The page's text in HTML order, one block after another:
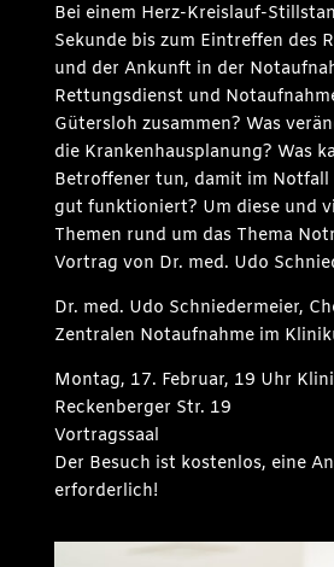
Bei einem Herz-Kreislauf-
Sekunde bis zum Eintreffen des
und der Ankunft in der
Rettungsdienst und
Gütersloh zusammen? Was
die Krankenhausplanung? Was
Betroffener tun, damit im Notfall
gut funktioniert? Um diese und
Themen rund um das Thema
Vortrag von Dr. med. Udo
Dr. med. Udo Schniedermeier,
Zentralen Notaufnahme im
Montag, 17. Februar, 19 Uhr
Reckenberger Str. 19
Vortragssaal
Der Besuch ist kostenlos, eine
erforderlich!